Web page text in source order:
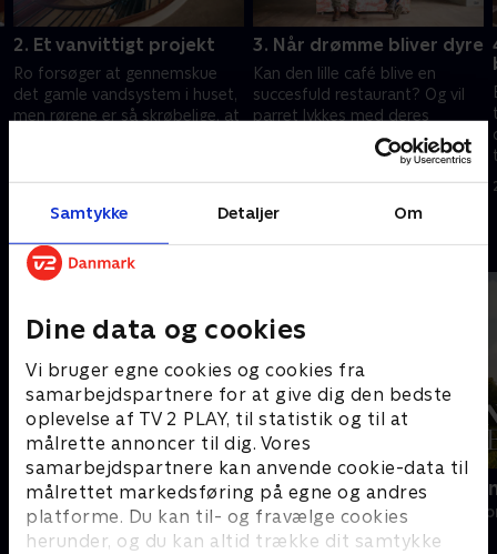
Samtykke Detaljer Om
Dine data og cookies
Vi bruger egne cookies og cookies fra
samarbejdspartnere for at give dig den bedste
oplevelse af TV 2 PLAY, til statistik og til at
målrette annoncer til dig. Vores
samarbejdspartnere kan anvende cookie-data til
målrettet markedsføring på egne og andres
platforme. Du kan til- og fravælge cookies
herunder, og du kan altid trække dit samtykke
2. Et vanvittigt projekt
Ro forsøger at gennemskue
det gamle vandsystem i huset,
men rørene er så skrøbelige, at
3. Når drømme bliver dyre
Kan den lille café blive en
succesfuld restaurant? Og vil
parret lykkes med deres
ambitiøse planer, før øen Ulva
giver dem en udfordring, de
ikke kan overkomme?
Andre så også
Vild indretning ved verdens ende
Livsstil • 2 sæsoner
Franske
Livsstil • 6